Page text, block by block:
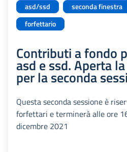
asd/ssd
seconda finestra
forfettario
Contributi a fondo
asd e ssd. Aperta
per la seconda
Questa seconda sessione è
forfettari e terminerà alle ore
dicembre 2021